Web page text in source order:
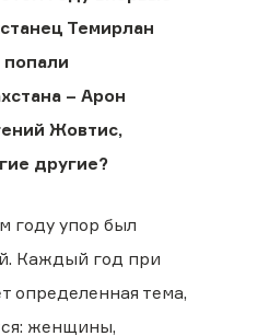
Темирлан
попали
– Арон
Жовтис,
другие?
году упор был
Каждый год при
определенная тема,
женщины,